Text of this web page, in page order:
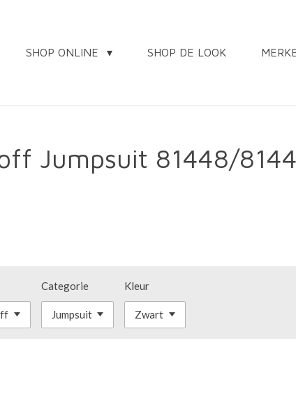
SHOP ONLINE SHOP DE LOOK
Jumpsuit 81448/
Categorie Kleur